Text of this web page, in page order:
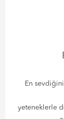
En
yeteneklerle